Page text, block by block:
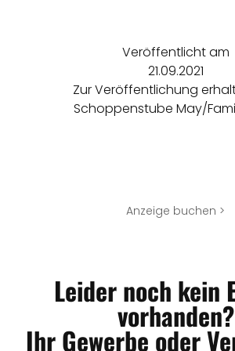
Veröffentlicht am
21.09.2021
Zur Veröffentlichung
Schoppenstube May/
Anzeige buchen >
Leider noch kein
vorhanden?
Ihr Gewerbe oder